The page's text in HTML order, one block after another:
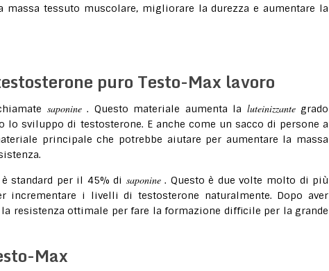
tessuto muscolare, migliorare la durezza e aumentare la
puro Testo-Max lavoro
saponine. Questo materiale aumenta la luteinizzantegrado
lo sviluppo di testosterone. E anche come un sacco di persone a
principale che potrebbe aiutare per aumentare la massa
standard per il 45% di saponine. Questo è due volte molto di più
i livelli di testosterone naturalmente. Dopo aver
resistenza ottimale per fare la formazione difficile per la grande
Max